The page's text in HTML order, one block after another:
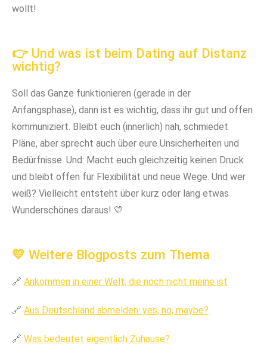
wollt!
👉 Und was ist beim Dating auf Distanz
wichtig?
Soll das Ganze funktionieren (gerade in der
Anfangsphase), dann ist es wichtig, dass ihr gut und offen
kommuniziert. Bleibt euch (innerlich) nah, schmiedet
Pläne, aber sprecht auch über eure Unsicherheiten und
Bedürfnisse. Und: Macht euch gleichzeitig keinen Druck
und bleibt offen für Flexibilität und neue Wege. Und wer
weiß? Vielleicht entsteht über kurz oder lang etwas
Wunderschönes daraus! 💛
💛 Weitere Blogposts zum Thema
🔗 Ankommen in einer Welt, die noch nicht meine ist
🔗 Aus Deutschland abmelden: yes, no, maybe?
🔗 Was bedeutet eigentlich Zuhause?